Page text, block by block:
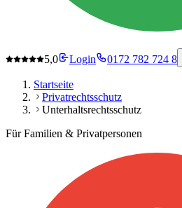
5,0 Login 0172 782 724 8
Startseite
Privatrechtsschutz
Unterhaltsrechtsschutz
Für Familien & Privatpersonen